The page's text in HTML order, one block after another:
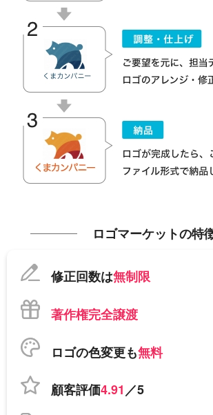
ロゴマーケットの特
修正回数は無制限
著作権完全譲渡
ロゴの色変更も無料
顧客評価4.91／5